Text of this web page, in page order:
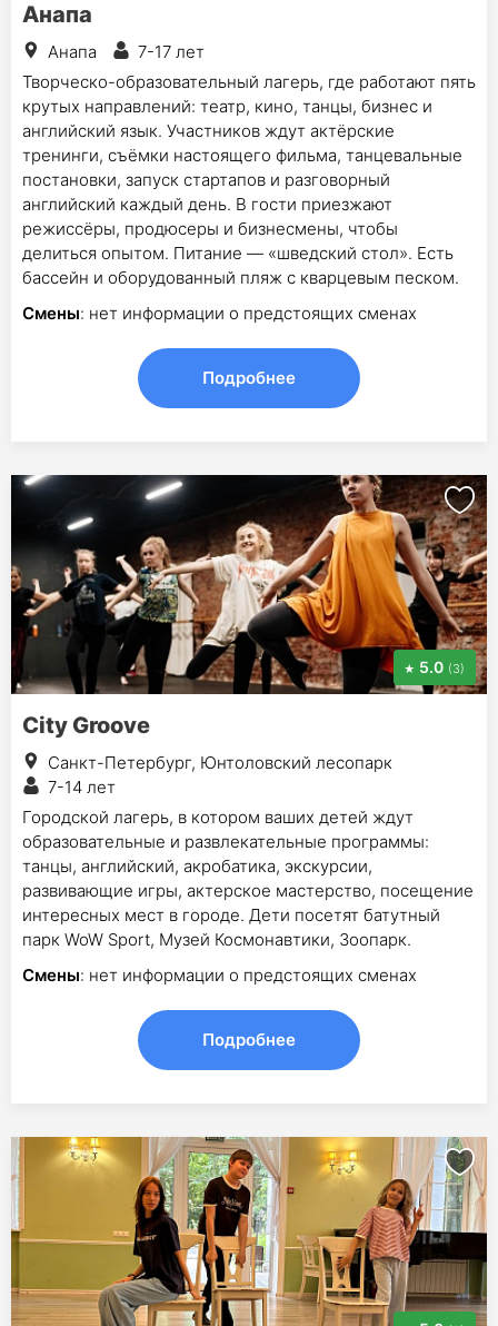
Анапа
Анапа
7-17 лет
Творческо-образовательный лагерь, где работают пять
крутых направлений: театр, кино, танцы, бизнес и
английский язык. Участников ждут актёрские
тренинги, съёмки настоящего фильма, танцевальные
постановки, запуск стартапов и разговорный
английский каждый день. В гости приезжают
режиссёры, продюсеры и бизнесмены, чтобы
делиться опытом. Питание — «шведский стол». Есть
бассейн и оборудованный пляж с кварцевым песком.
Смены: нет информации о предстоящих сменах
Подробнее
5.0 (3)
City Groove
Санкт-Петербург, Юнтоловский лесопарк
7-14 лет
Городской лагерь, в котором ваших детей ждут
образовательные и развлекательные программы:
танцы, английский, акробатика, экскурсии,
развивающие игры, актерское мастерство, посещение
интересных мест в городе. Дети посетят батутный
парк WoW Sport, Музей Космонавтики, Зоопарк.
Смены: нет информации о предстоящих сменах
Подробнее